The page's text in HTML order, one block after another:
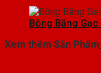
Bông Băng
Xem thêm Sản Phẩm